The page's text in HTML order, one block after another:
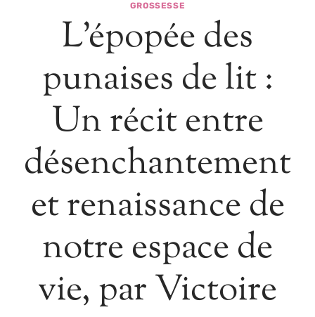
GROSSESSE
L’épopée des
punaises de lit :
Un récit entre
désenchantement
et renaissance de
notre espace de
vie, par Victoire